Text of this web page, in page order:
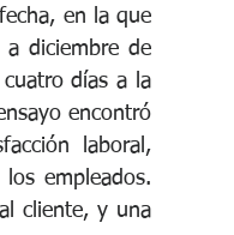
en la que
diciembre de
días a la
encontró
laboral,
empleados.
cliente, y una